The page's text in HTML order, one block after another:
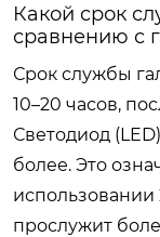
Какой срок
сравнению с
Срок службы
10–20 часов,
Светодиод
более. Это
использовании
прослужит